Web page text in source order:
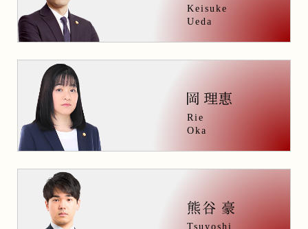
Keisuke
Ueda
Rie
Oka
熊谷 豪
Tsuyoshi